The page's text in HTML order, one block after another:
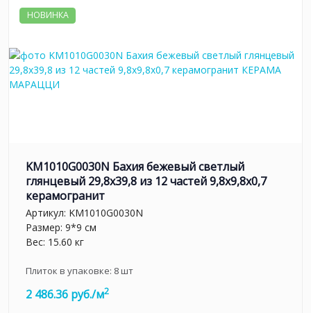
НОВИНКА
KM1010G0030N Бахия бежевый светлый
глянцевый 29,8х39,8 из 12 частей 9,8x9,8x0,7
керамогранит
Артикул: KM1010G0030N
Размер: 9*9 см
Вес: 15.60 кг
Плиток в упаковке: 8шт
2 486.36 руб./м2